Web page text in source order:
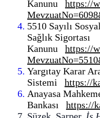
Kanunu
https://
5510 Sayılı
Sağlık Sigortası
Kanunu
https://
Yargıtay Karar
Sistemi
https://
Anayasa
Bankası
https://